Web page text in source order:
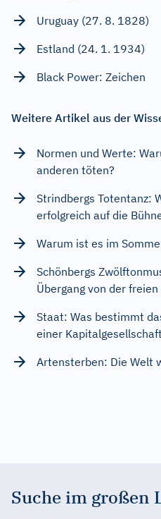
Uruguay (27. 8. 1828)
Estland (24. 1. 1934)
Black Power: Zeichen
Weitere Artikel aus der
Normen und Werte:
anderen töten?
Strindbergs Totentanz:
erfolgreich auf die
Warum ist es im
Schönbergs
Übergang von der
Staat: Was bestimmt
einer
Artensterben: Die Welt
Suche im großen